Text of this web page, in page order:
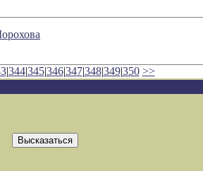
|344|345|346|347|348|349|350 >>